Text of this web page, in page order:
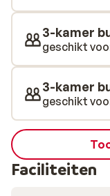
3-kamer
geschikt
3-kamer
geschikt
Faciliteiten